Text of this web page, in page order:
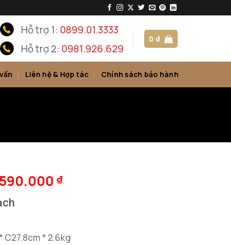
Hỗ trợ 1: 0899.01.3333
Hỗ trợ 2: 0981.926.629
0₫
Liên hệ & Hợp tác Chính sách bảo hành
₫
C27.8cm * 2.6kg